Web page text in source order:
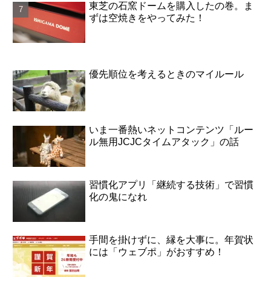
東芝の石窯ドームを購入したの巻。ま
ずは空焼きをやってみた！
優先順位を考えるときのマイルール
いま一番熱いネットコンテンツ「ルー
ル無用JCJCタイムアタック」の話
習慣化アプリ「継続する技術」で習慣
化の鬼になれ
手間を掛けずに、縁を大事に。年賀状
には「ウェブポ」がおすすめ！